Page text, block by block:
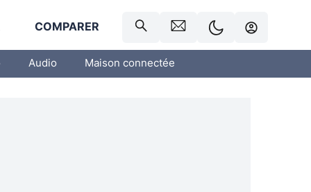
COMPARER
Audio Maison connectée